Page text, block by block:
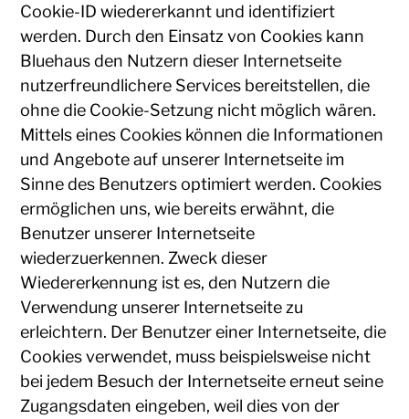
Cookie-ID wiedererkannt und identifiziert
werden. Durch den Einsatz von Cookies kann
Bluehaus den Nutzern dieser Internetseite
nutzerfreundlichere Services bereitstellen, die
ohne die Cookie-Setzung nicht möglich wären.
Mittels eines Cookies können die Informationen
und Angebote auf unserer Internetseite im
Sinne des Benutzers optimiert werden. Cookies
ermöglichen uns, wie bereits erwähnt, die
Benutzer unserer Internetseite
wiederzuerkennen. Zweck dieser
Wiedererkennung ist es, den Nutzern die
Verwendung unserer Internetseite zu
erleichtern. Der Benutzer einer Internetseite, die
Cookies verwendet, muss beispielsweise nicht
bei jedem Besuch der Internetseite erneut seine
Zugangsdaten eingeben, weil dies von der